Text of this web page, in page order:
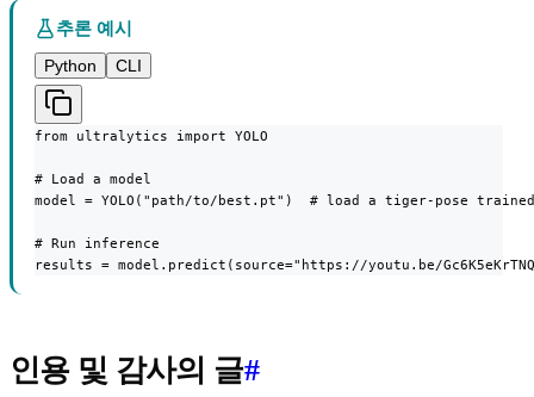
추론 예시
Python
CLI
from ultralytics import YOLO
# Load a model
model = YOLO("path/to/best.pt")  # load a tiger-pose trained
# Run inference
results = model.predict(source="https://youtu.be/
인용 및 감사의 글#